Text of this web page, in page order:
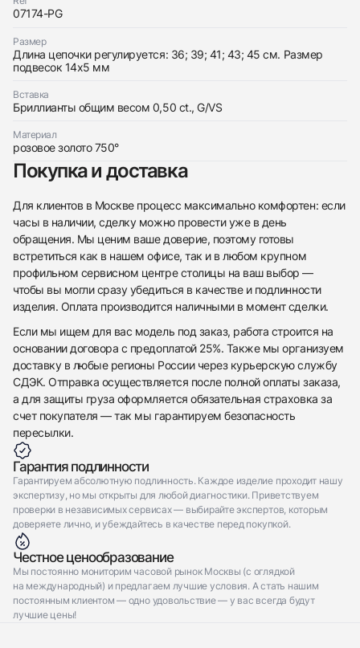
07174-PG
Размер
Длина цепочки регулируется: 36; 39; 41; 43; 45 см. Размер
подвесок 14х5 мм
Вставка
Бриллианты общим весом 0,50 ct., G/VS
Материал
розовое золото 750°
Покупка и доставка
Для клиентов в Москве процесс максимально комфортен: если
часы в наличии, сделку можно провести уже в день
обращения. Мы ценим ваше доверие, поэтому готовы
встретиться как в нашем офисе, так и в любом крупном
профильном сервисном центре столицы на ваш выбор —
чтобы вы могли сразу убедиться в качестве и подлинности
изделия. Оплата производится наличными в момент сделки.
Если мы ищем для вас модель под заказ, работа строится на
основании договора с предоплатой 25%. Также мы организуем
доставку в любые регионы России через курьерскую службу
СДЭК. Отправка осуществляется после полной оплаты заказа,
а для защиты груза оформляется обязательная страховка за
счет покупателя — так мы гарантируем безопасность
пересылки.
Гарантия подлинности
Гарантируем абсолютную подлинность. Каждое изделие проходит нашу
экспертизу, но мы открыты для любой диагностики. Приветствуем
проверки в независимых сервисах — выбирайте экспертов, которым
доверяете лично, и убеждайтесь в качестве перед покупкой.
Честное ценообразование
Мы постоянно мониторим часовой рынок Москвы (с оглядкой
на международный) и предлагаем лучшие условия. А стать нашим
постоянным клиентом — одно удовольствие — у вас всегда будут
лучшие цены!
Купить эти часы
с вами
Messika
НовыеКоробка + Документы
$6,700
Отправить заявку
Трейд-ин часов
Оставьте ваши контактные данные и мы свяжемся
с вами
НовыеКоробка + Документы
$6,700
Приложите фото ваших часов…
Отправить заявку